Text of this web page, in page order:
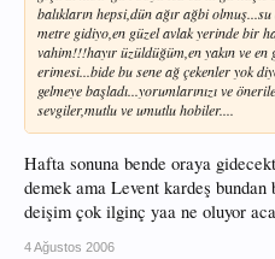
balıkların hepsi,dün ağır ağbi
metre gidiyo,en güzel avlak yerinde bir
vahim!!!hayır üzüldüğüm,en yakın ve
erimesi...bide bu sene ağ çekenler yok
gelmeye başladı...yorumlarınızı ve
sevgiler,mutlu ve umutlu hobiler....
Hafta sonuna bende oraya
demek ama Levent kardeş
deişim çok ilginç yaa ne oluyor
4 Ağustos 2006